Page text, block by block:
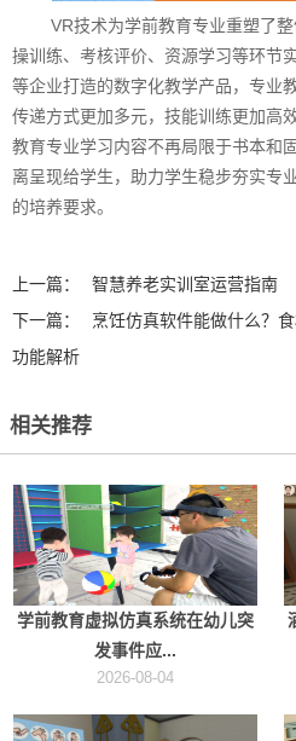
VR技术为学前教育专业重塑了
操训练、考核评价、资源学习等环节
等企业打造的数字化教学产品，专业
传递方式更加多元，技能训练更加高
教育专业学习内容不再局限于书本和
离呈现给学生，助力学生稳步夯实专
的培养要求。
上一篇：
智慧养老实训室运营指南
下一篇：
烹饪仿真软件能做什么？
功能解析
相关推荐
学前教育虚拟仿真系统在幼儿突
发事件应...
2026-08-04